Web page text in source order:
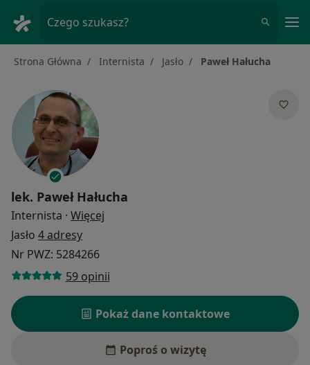
Czego szukasz?
Strona Główna Internista Jasło Paweł Hałucha
lek. Paweł Hałucha
Internista · Więcej
Jasło 4 adresy
Nr PWZ: 5284266
59 opinii
Pokaż dane kontaktowe
Poproś o wizytę